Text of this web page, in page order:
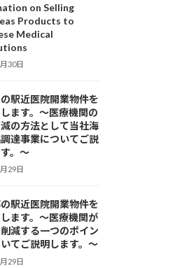
on Selling
Products to
Medical
30日
駅近医院開業物件を
ます。～医療機関の
の方法として当社海
達事業についてご説
。～
29日
駅近医院開業物件を
ます。～医療機関が
減する一つのポイン
いてご説明します。～
29日